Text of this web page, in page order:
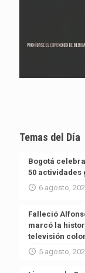
Temas del Día
Bogotá
50 actividades
6 agosto,
Falleció
marcó la
televisión
5 agosto,